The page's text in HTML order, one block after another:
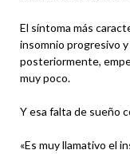
El síntoma más
insomnio progresivo
posteriormente,
muy poco.
Y esa falta de sueño
«Es muy llamativo el